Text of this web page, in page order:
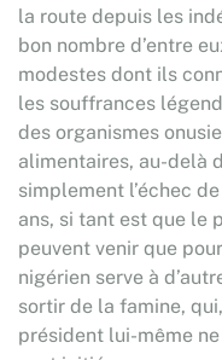
la route depuis les
bon nombre d’entre
modestes dont ils
les souffrances
des organismes
alimentaires, au-delà
simplement l’échec
ans, si tant est que le
peuvent venir que
nigérien serve à
sortir de la famine,
président lui-même